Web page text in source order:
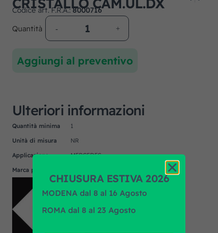
Codice art. F.R.A.:8000716
Quantità
Aggiungi al preventivo
Ulteriori informazioni
Quantità minima
1
Unità di misura
NR
Applicazione
MERCEDES
Marca prodotto
CHIUSURA ESTIVA 2026
MODENA dal 8 al 16 Agosto
ROMA dal 8 al 23 Agosto